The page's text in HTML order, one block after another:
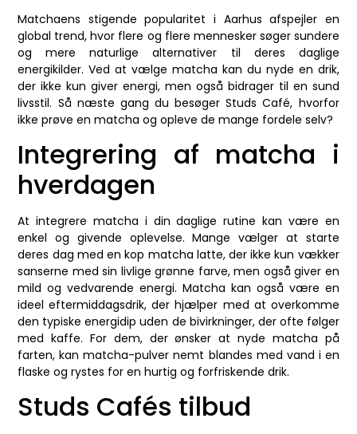
Matchaens stigende popularitet i Aarhus afspejler en
global trend, hvor flere og flere mennesker søger sundere
og mere naturlige alternativer til deres daglige
energikilder. Ved at vælge matcha kan du nyde en drik,
der ikke kun giver energi, men også bidrager til en sund
livsstil. Så næste gang du besøger Studs Café, hvorfor
ikke prøve en matcha og opleve de mange fordele selv?
Integrering af matcha i
hverdagen
At integrere matcha i din daglige rutine kan være en
enkel og givende oplevelse. Mange vælger at starte
deres dag med en kop matcha latte, der ikke kun vækker
sanserne med sin livlige grønne farve, men også giver en
mild og vedvarende energi. Matcha kan også være en
ideel eftermiddagsdrik, der hjælper med at overkomme
den typiske energidip uden de bivirkninger, der ofte følger
med kaffe. For dem, der ønsker at nyde matcha på
farten, kan matcha-pulver nemt blandes med vand i en
flaske og rystes for en hurtig og forfriskende drik.
Studs Cafés tilbud